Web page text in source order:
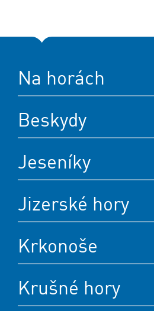
Na horách
Beskydy
Jeseníky
Jizerské hory
Krkonoše
Krušné hory